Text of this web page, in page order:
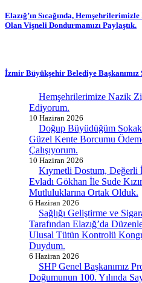
Elazığ’ın Sıcağında,
Olan Vişneli Dondurmamızı Paylaştık.
İzmir Büyükşehir Belediye
Hemşehrilerimize Nazik
Ediyorum.
10 Haziran 2026
Doğup Büyüdüğüm
Güzel Kente Borcumu
Çalışıyorum.
10 Haziran 2026
Kıymetli Dostum, Değerli
Evladı Gökhan İle Sude
Mutluluklarına Ortak Olduk.
6 Haziran 2026
Sağlığı Geliştirme ve
Tarafından Elazığ’da
Ulusal Tütün Kontrolü
Duydum.
6 Haziran 2026
SHP Genel Başkanımız
Doğumunun 100. Yılında